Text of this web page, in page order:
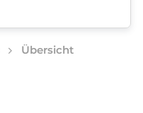
Übersicht